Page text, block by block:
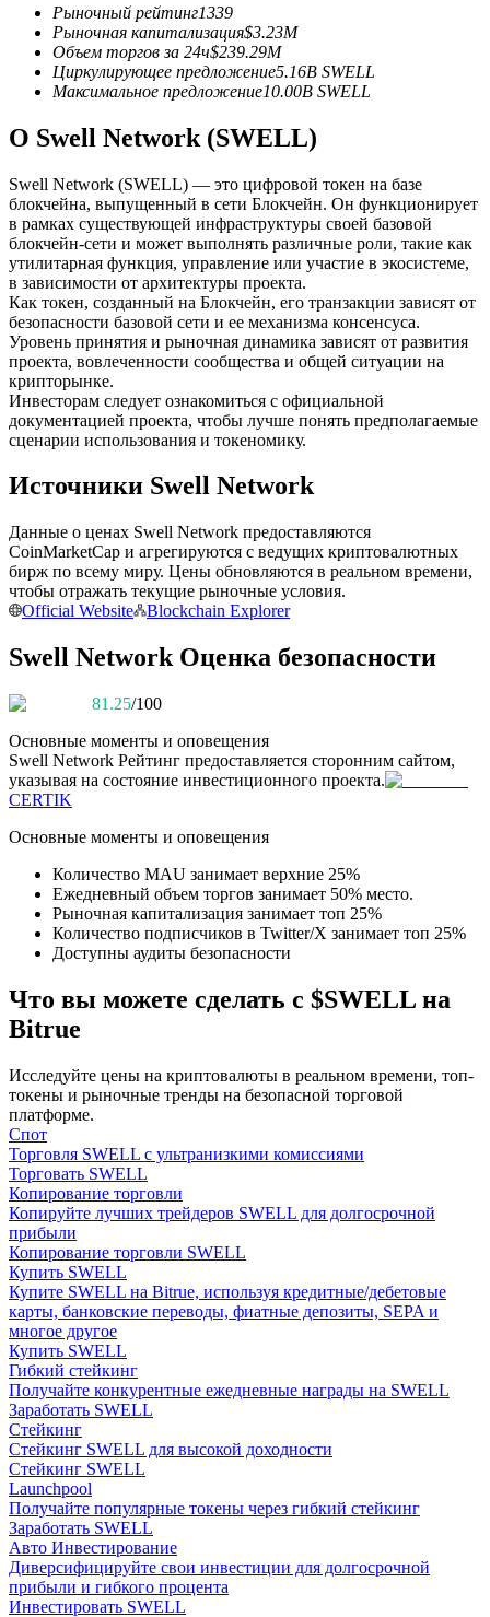
обеспечения
Копирование торговли
Присоединяйтесь к лучшим трейдерам
Станьте копи-трейдером
Наслаждайтесь распределением прибыли и комиссиями
за копи-трейдинг
Информация
Анализ больших данных, включая торговую информацию
и т. д.
Руководство для начинающих по фьючерсам
Торговые стратегии
Узнайте, как оставаться прибыльным
Заработок
Рыночный рейтинг1339
Рыночная капитализация$3.23M
Объем торгов за 24ч$239.29M
Циркулирующее предложение5.16B SWELL
Максимальное предложение10.00B SWELL
О Swell Network (SWELL)
Swell Network (SWELL) — это цифровой токен на базе
блокчейна, выпущенный в сети Блокчейн. Он функционирует
в рамках существующей инфраструктуры своей базовой
блокчейн-сети и может выполнять различные роли, такие как
утилитарная функция, управление или участие в экосистеме,
в зависимости от архитектуры проекта.
Как токен, созданный на Блокчейн, его транзакции зависят от
безопасности базовой сети и ее механизма консенсуса.
Уровень принятия и рыночная динамика зависят от развития
проекта, вовлеченности сообщества и общей ситуации на
крипторынке.
Инвесторам следует ознакомиться с официальной
документацией проекта, чтобы лучше понять предполагаемые
сценарии использования и токеномику.
Источники Swell Network
Данные о ценах Swell Network предоставляются
CoinMarketCap и агрегируются с ведущих криптовалютных
бирж по всему миру. Цены обновляются в реальном времени,
чтобы отражать текущие рыночные условия.
Official Website
Blockchain Explorer
Swell Network Оценка безопасности
81.25/100
Основные моменты и оповещения
Swell Network Рейтинг предоставляется сторонним сайтом,
указывая на состояние инвестиционного проекта.
CERTIK
Основные моменты и оповещения
Количество MAU занимает верхние 25%
Ежедневный объем торгов занимает 50% место.
Рыночная капитализация занимает топ 25%
Количество подписчиков в Twitter/X занимает топ 25%
Доступны аудиты безопасности
Что вы можете сделать с $SWELL на
Bitrue
Исследуйте цены на криптовалюты в реальном времени, топ-
токены и рыночные тренды на безопасной торговой
платформе.
Спот
Торговля SWELL с ультранизкими комиссиями
Торговать SWELL
Копирование торговли
Копируйте лучших трейдеров SWELL для долгосрочной
прибыли
Копирование торговли SWELL
Купить SWELL
Купите SWELL на Bitrue, используя кредитные/дебетовые
карты, банковские переводы, фиатные депозиты, SEPA и
многое другое
Купить SWELL
Гибкий стейкинг
Получайте конкурентные ежедневные награды на SWELL
Заработать SWELL
Стейкинг
Стейкинг SWELL для высокой доходности
Стейкинг SWELL
Launchpool
Получайте популярные токены через гибкий стейкинг
Заработать SWELL
Авто Инвестирование
Диверсифицируйте свои инвестиции для долгосрочной
прибыли и гибкого процента
Инвестировать SWELL